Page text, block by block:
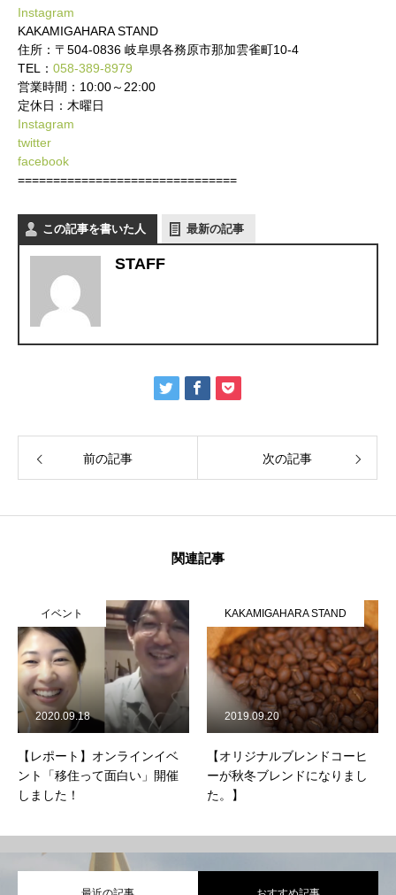
Instagram
KAKAMIGAHARA STAND
住所：〒504-0836 岐阜県各務原市那加雲雀町10‐4
TEL： 058-389-8979
営業時間：10:00～22:00
定休日：木曜日
Instagram
twitter
facebook
===============================
この記事を書いた人 最新の記事
STAFF
前の記事 次の記事
関連記事
イベント
【レポート】オンラインイベ
ント「移住って面白い」開催
しました！
2020.09.18
KAKAMIGAHARA STAND
【オリジナルブレンドコーヒ
ーが秋冬ブレンドになりまし
た。】
2019.09.20